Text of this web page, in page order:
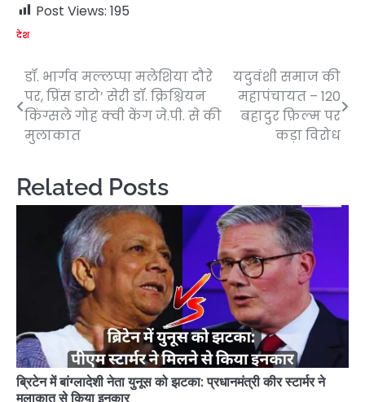
Post Views: 195
देश
Post
navigation
डॉ. भार्गव मल्लप्पा मलेशिया दौरे
पर, प्रिंस डाटो’ सेरी डॉ. क्रिश्चियन
किंग्सले गोह क्वी केंग जे.पी. से की
मुलाकात
यदुवंशी समाज की
महापंचायत – 120
बहादुर फ़िल्म पर
कड़ा विरोध
Related Posts
ब्रिटेन में बांग्लादेशी नेता युनूस को झटका: प्रधानमंत्री कीर स्टार्मर ने
मुलाकात से किया इनकार